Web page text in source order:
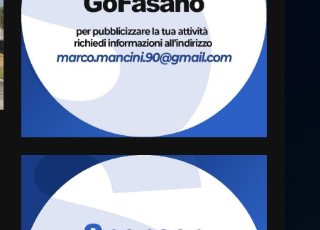
4
Cura dei beni comuni e
cittadinanza attiva: online
l’avviso per la gestione
condivisa della Villetta di
5
La magia del Minareto e la
prima assoluta de “L’Albergo
Belvedere. Il rapimento”
6 Agosto 2026 06:15
escluso dal campionato